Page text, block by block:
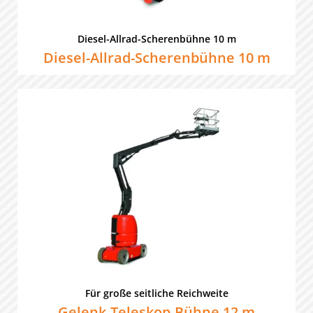
Diesel-Allrad-Scherenbühne 10 m
Diesel-Allrad-Scherenbühne 10 m
Für große seitliche Reichweite